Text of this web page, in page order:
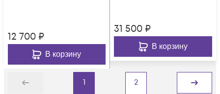
12 700 ₽
В корзину
31 500 ₽
В корзину
Назад
1 2
Дальше